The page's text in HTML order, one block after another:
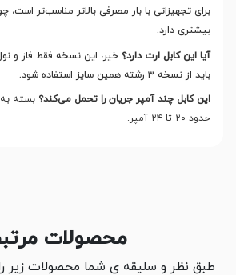
برای تجهیزاتی با بار مصرفی بالاتر مناسب‌تر است،
بیشتری دارد.
آیا این کابل ارت دارد؟ خیر، این نسخه فقط فاز و
باید از نسخه ۳ رشته همین سایز استفاده شود.
این کابل چند آمپر جریان را تحمل می‌کند؟ بسته
حدود ۲۰ تا ۲۴ آمپر
.
محصولات
طبق نظر و سلیقه ی شما محصولات زیر